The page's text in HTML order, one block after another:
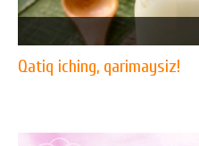
Qatiq iching, qarimaysiz!